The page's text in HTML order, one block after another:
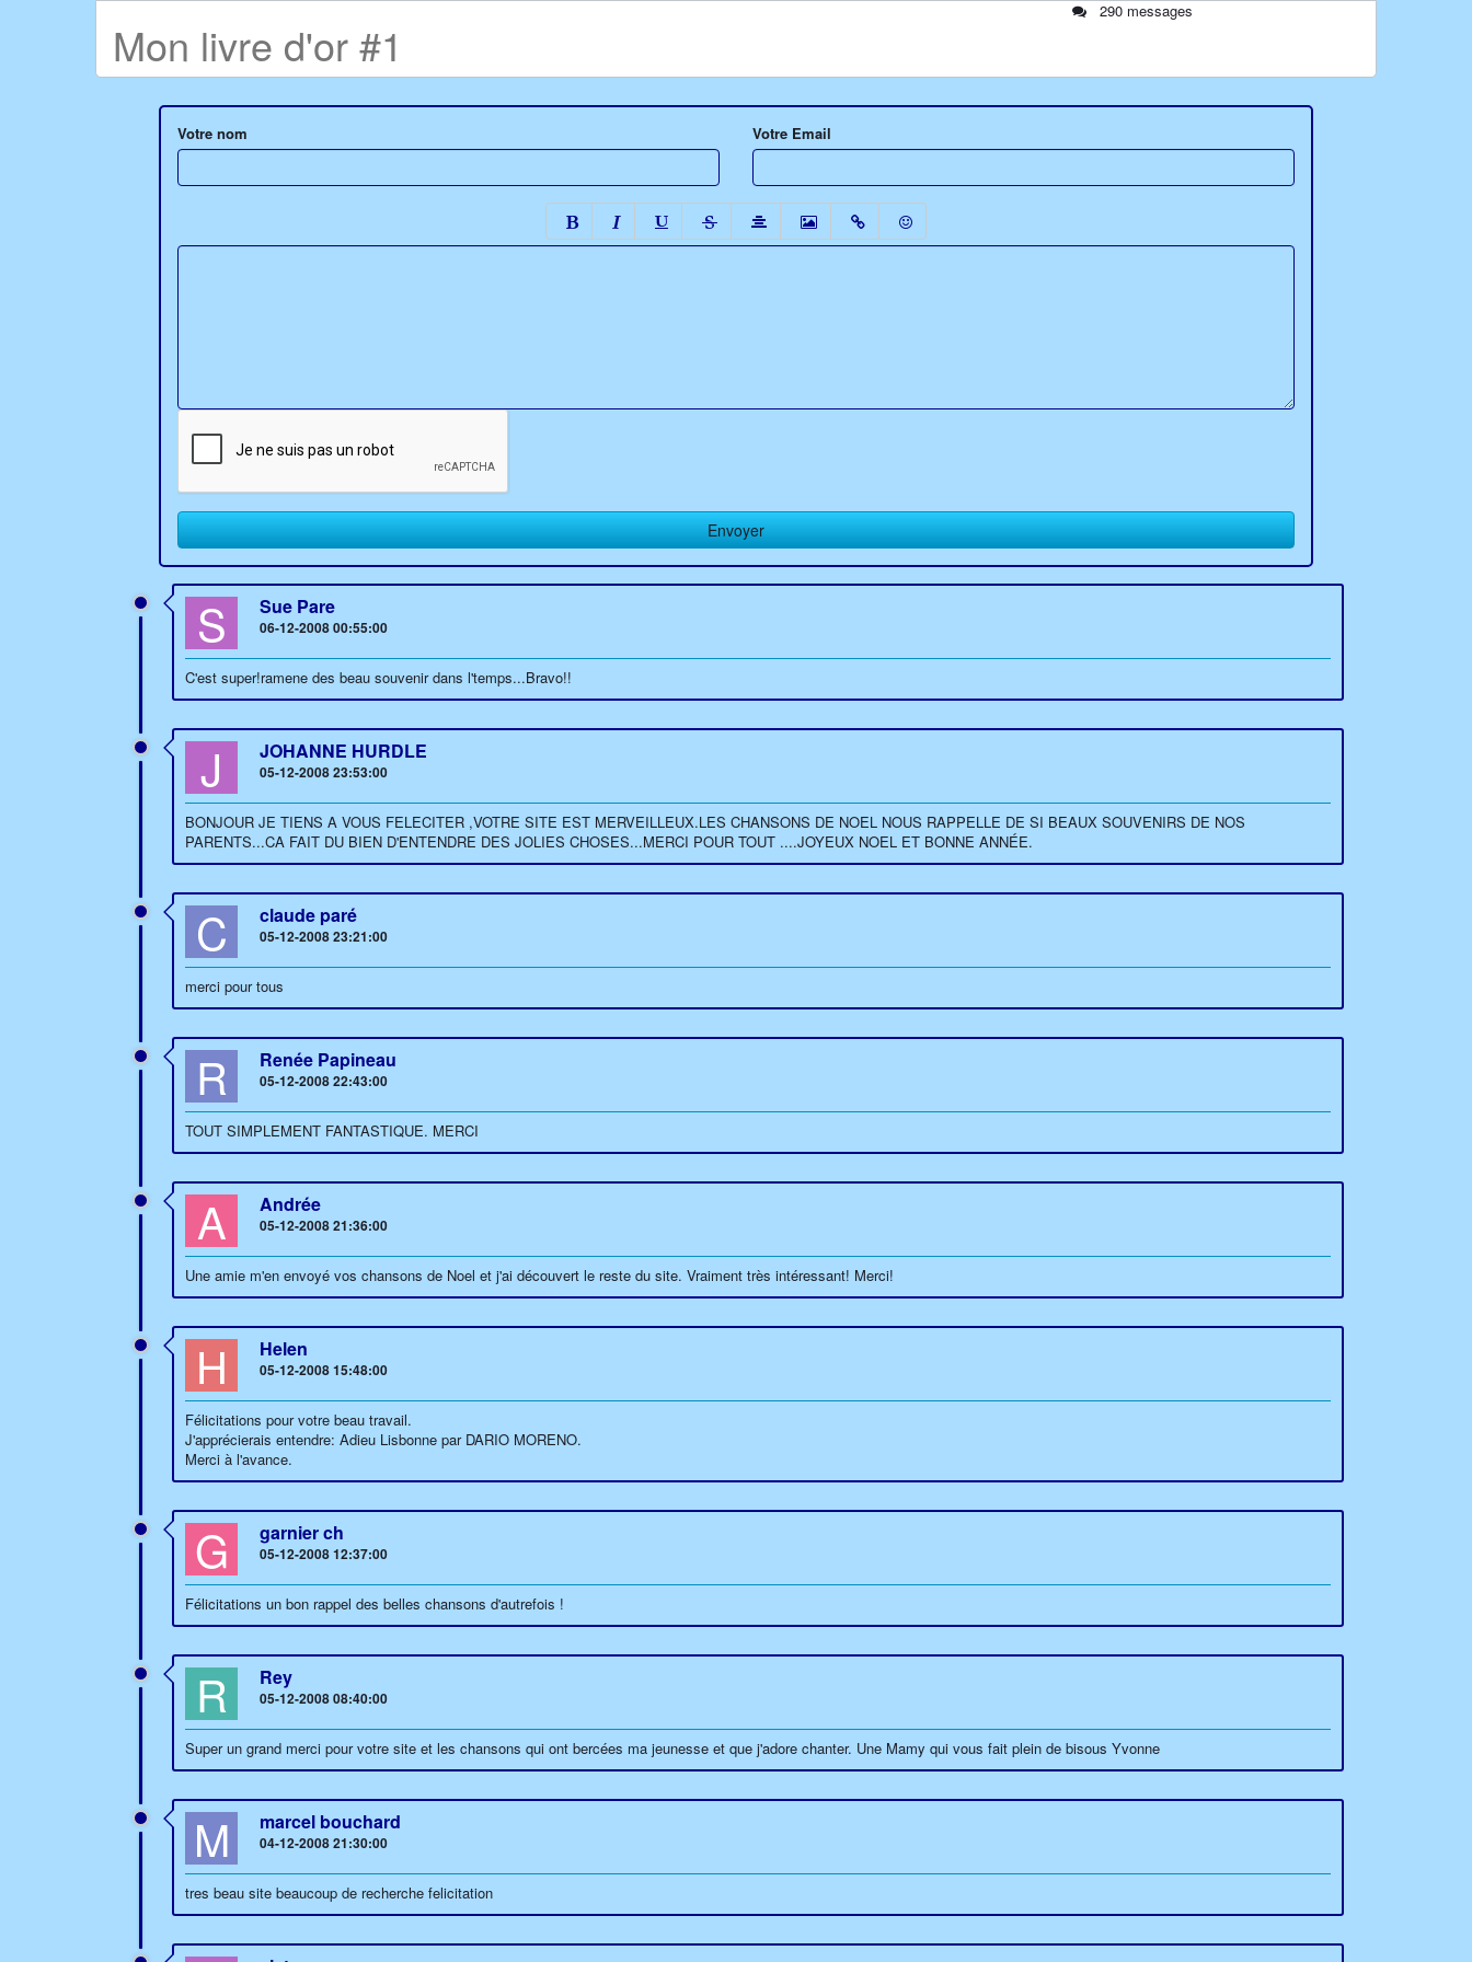
Mon livre d'or #1
290 messages
Votre nom Votre Email
S Sue Pare
06-12-2008 00:55:00
C'est super!ramene des beau souvenir dans l'temps...Bravo!!
J JOHANNE HURDLE
05-12-2008 23:53:00
BONJOUR JE TIENS A VOUS FELECITER ,VOTRE SITE EST MERVEILLEUX.LES CHANSONS DE NOEL NOUS RAPPELLE DE SI BEAUX SOUVENIRS DE NOS
PARENTS...CA FAIT DU BIEN D'ENTENDRE DES JOLIES CHOSES...MERCI POUR TOUT ....JOYEUX NOEL ET BONNE ANNÉE.
C claude paré
05-12-2008 23:21:00
merci pour tous
R Renée Papineau
05-12-2008 22:43:00
TOUT SIMPLEMENT FANTASTIQUE. MERCI
A Andrée
05-12-2008 21:36:00
Une amie m'en envoyé vos chansons de Noel et j'ai découvert le reste du site. Vraiment très intéressant! Merci!
H Helen
05-12-2008 15:48:00
Félicitations pour votre beau travail.
J'apprécierais entendre: Adieu Lisbonne par DARIO MORENO.
Merci à l'avance.
G garnier ch
05-12-2008 12:37:00
Félicitations un bon rappel des belles chansons d'autrefois !
R Rey
05-12-2008 08:40:00
Super un grand merci pour votre site et les chansons qui ont bercées ma jeunesse et que j'adore chanter. Une Mamy qui vous fait plein de bisous Yvonne
M marcel bouchard
04-12-2008 21:30:00
tres beau site beaucoup de recherche felicitation